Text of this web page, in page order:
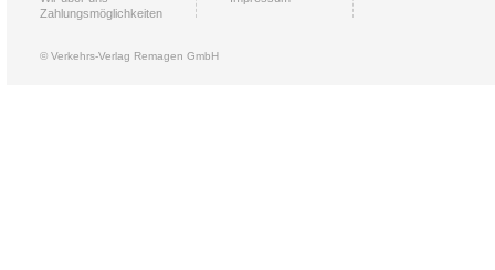
Zahlungsmöglichkeiten
© Verkehrs-Verlag Remagen GmbH